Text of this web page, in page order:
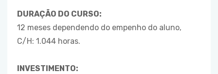
DURAÇÃO DO CURSO:
12 meses dependendo do empenho do aluno,
C/H: 1.044 horas.
INVESTIMENTO: